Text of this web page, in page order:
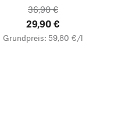
36,90 €
29,90 €
Grundpreis: 59,80 €/l